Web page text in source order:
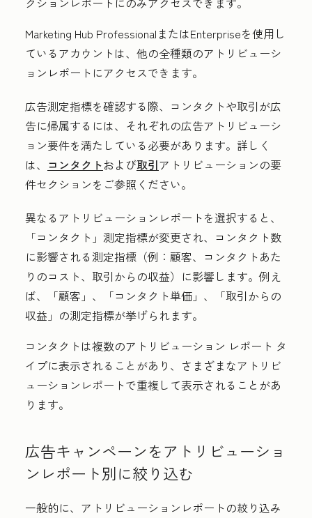
Marketing Hub ProfessionalまたはEnterpriseを使用し
ているアカウントは、他の全種類のアトリビューシ
ョンレポートにアクセスできます。
広告測定指標を確認する際、コンタクトや取引が広
告に帰属するには、それぞれの広告アトリビューシ
ョン要件を満たしている必要があります。詳しく
は、 コンタクトおよび取引アトリビューションの要
件セクションをご参照ください。
異なるアトリビューションレポートを選択すると、
「コンタクト」 測定指標が変更され、コンタクト数
に影響される測定指標（例：顧客、コンタクトあた
りのコスト、取引からの収益）に影響します。例え
ば、「顧客」 、「コンタクト単価」 、「取引からの
収益」 の測定指標が挙げられます。
コンタクトは複数のアトリビューション レポート タ
イプに表示されることがあり、さまざまなアトリビ
ューションレポートで重複して表示されることがあ
ります。
広告キャンペーンをアトリビューショ
ンレポート別に絞り込む
一般的に、アトリビューションレポートの絞り込み